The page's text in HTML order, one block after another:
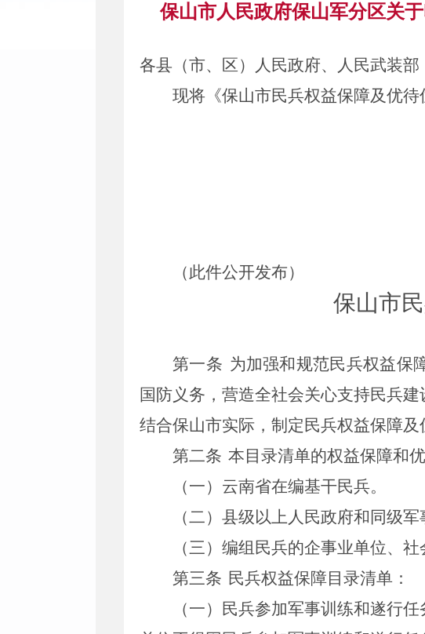
保山市人民政府保山军分区关
各县（市、区）人民政府、人民武装部
现将 《保山市民兵权益保障及优待
（此件公开发布）
保山市
第一条 为加强和规范民兵权益保
国防义务，营造全社会关心支持民兵建
结合保山市实际，制定民兵权益保障及
第二条 本目录清单的权益保障和
（一）云南省在编基干民兵。
（二）县级以上人民政府和同级
（三）编组民兵的企事业单位、
第三条 民兵权益保障目录清单：
（一）民兵参加军事训练和遂行